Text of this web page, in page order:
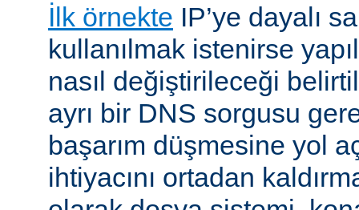
İlk örnekte IP’ye dayalı
kullanılmak istenirse
nasıl değiştirileceği
ayrı bir DNS sorgusu
başarım düşmesine yol
ihtiyacını ortadan